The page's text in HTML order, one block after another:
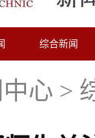
综合新闻
心 >